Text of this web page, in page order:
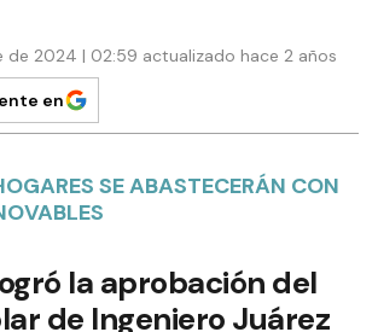
de 2024 | 02:59 actualizado hace 2 años
en
SE ABASTECERÁN CON
la aprobación del
de Ingeniero Juárez